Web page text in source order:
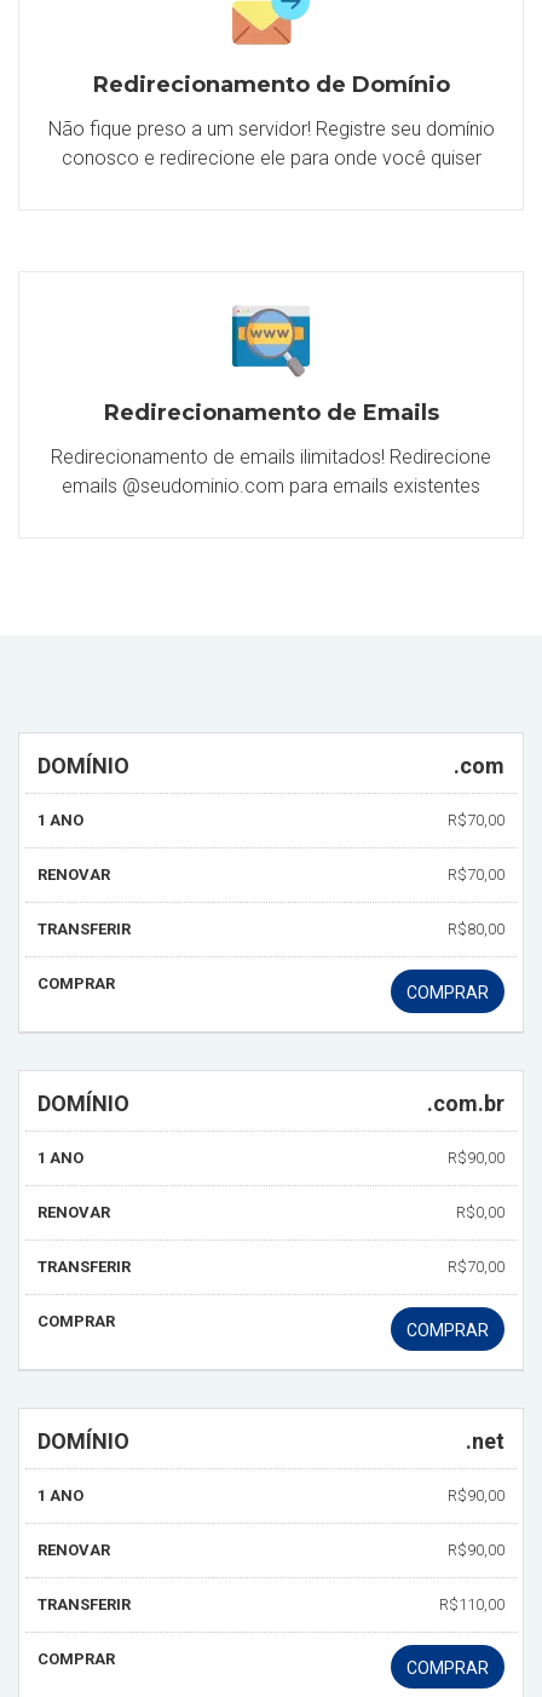
Redirecionamento de Domínio
Não fique preso a um servidor! Registre seu domínio
conosco e redirecione ele para onde você quiser
Redirecionamento de Emails
Redirecionamento de emails ilimitados! Redirecione
emails @seudominio.com para emails existentes
DOMÍNIO .com
1 ANO R$70,00
RENOVAR R$70,00
TRANSFERIR R$80,00
COMPRAR COMPRAR
DOMÍNIO .com.br
1 ANO R$90,00
RENOVAR R$0,00
TRANSFERIR R$70,00
COMPRAR COMPRAR
DOMÍNIO .net
1 ANO R$90,00
RENOVAR R$90,00
TRANSFERIR R$110,00
COMPRAR COMPRAR